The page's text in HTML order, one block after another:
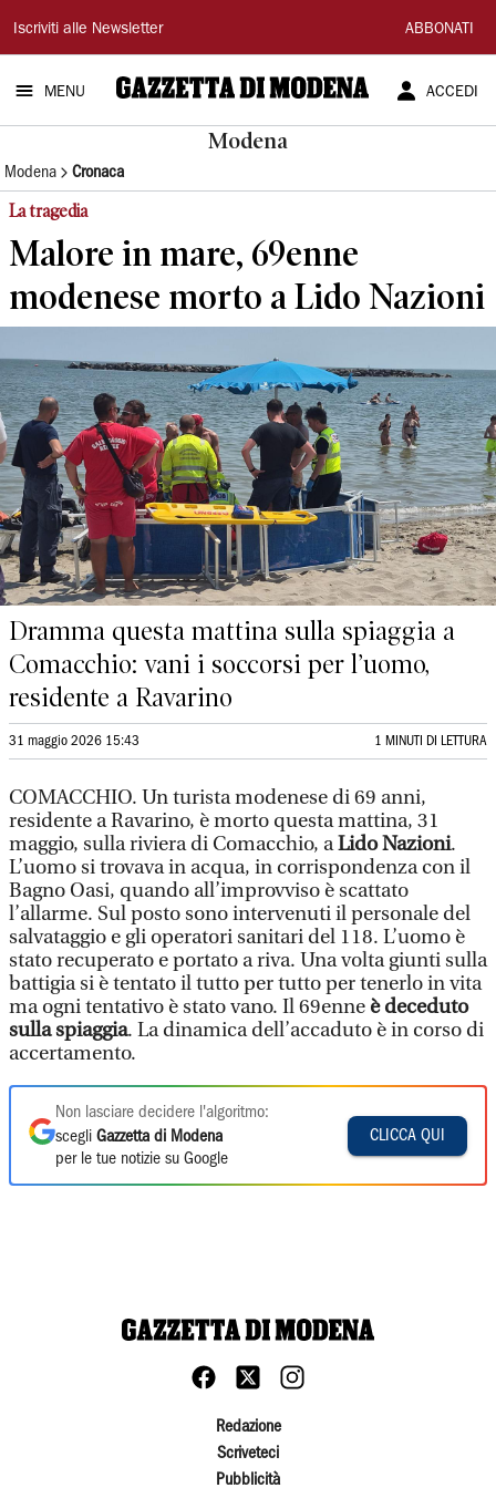
Gazzetta
di
Modena
Iscriviti alle Newsletter ABBONATI
MENU ACCEDI
Modena
Modena Cronaca
La tragedia
Malore in mare, 69enne
modenese morto a Lido Nazioni
Dramma questa mattina sulla spiaggia a
Comacchio: vani i soccorsi per l’uomo,
residente a Ravarino
31 maggio 2026 15:43 1 MINUTI DI LETTURA
COMACCHIO. Un turista modenese di 69 anni,
residente a Ravarino, è morto questa mattina, 31
maggio, sulla riviera di Comacchio, aLido Nazioni.
L’uomo si trovava in acqua, in corrispondenza con il
Bagno Oasi, quando all’improvviso è scattato
l’allarme. Sul posto sono intervenuti il personale del
salvataggio e gli operatori sanitari del 118. L’uomo è
stato recuperato e portato a riva. Una volta giunti sulla
battigia si è tentato il tutto per tutto per tenerlo in vita
ma ogni tentativo è stato vano. Il 69enne è deceduto
sulla spiaggia. La dinamica dell’accaduto è in corso di
accertamento.
Non lasciare decidere l'algoritmo:
scegli Gazzetta di Modena
per le tue notizie su Google
CLICCA QUI
Redazione
Scriveteci
Pubblicità